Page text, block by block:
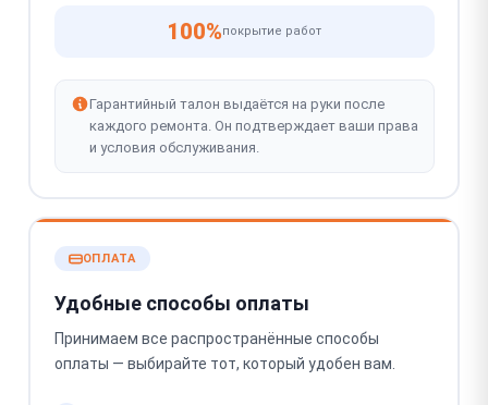
100%покрытие работ
Гарантийный талон выдаётся на руки после
каждого ремонта. Он подтверждает ваши права
и условия обслуживания.
ОПЛАТА
Удобные способы оплаты
Принимаем все распространённые способы
оплаты — выбирайте тот, который удобен вам.